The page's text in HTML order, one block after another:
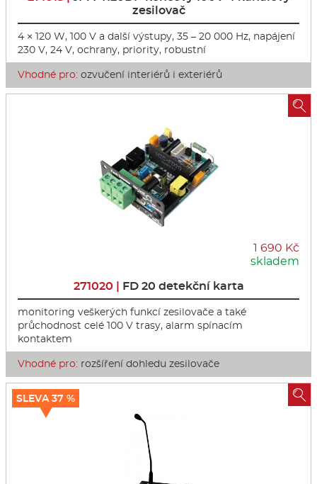
zesilovač
4 × 120 W, 100 V a další výstupy, 35 – 20 000 Hz, napájení
230 V, 24 V, ochrany, priority, robustní
Vhodné pro: ozvučení interiérů i exteriérů
1 690 Kč
skladem
271020 | FD 20 detekční karta
monitoring veškerých funkcí zesilovače a také
průchodnost celé 100 V trasy, alarm spínacím
kontaktem
Vhodné pro: rozšíření dohledu zesilovače

SLEVA 37 % 